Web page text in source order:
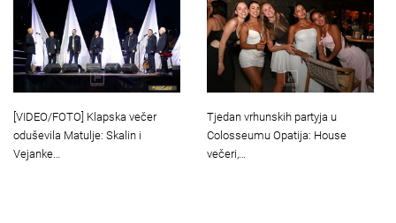
[VIDEO/FOTO] Klapska večer
oduševila Matulje: Skalin i
Vejanke…
Tjedan vrhunskih partyja u
Colosseumu Opatija: House
večeri,…